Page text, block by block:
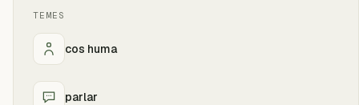
TEMES
cos huma
parlar